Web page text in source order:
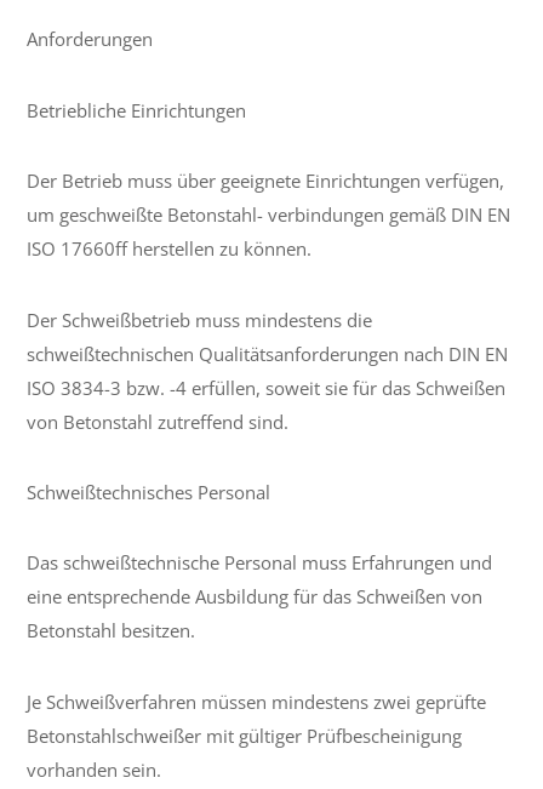
Anforderungen
Betriebliche Einrichtungen
Der Betrieb muss über geeignete Einrichtungen verfügen,
um geschweißte Betonstahl- verbindungen gemäß DIN EN
ISO 17660ff herstellen zu können.
Der Schweißbetrieb muss mindestens die
schweißtechnischen Qualitätsanforderungen nach DIN EN
ISO 3834-3 bzw. -4 erfüllen, soweit sie für das Schweißen
von Betonstahl zutreffend sind.
Schweißtechnisches Personal
Das schweißtechnische Personal muss Erfahrungen und
eine entsprechende Ausbildung für das Schweißen von
Betonstahl besitzen.
Je Schweißverfahren müssen mindestens zwei geprüfte
Betonstahlschweißer mit gültiger Prüfbescheinigung
vorhanden sein.